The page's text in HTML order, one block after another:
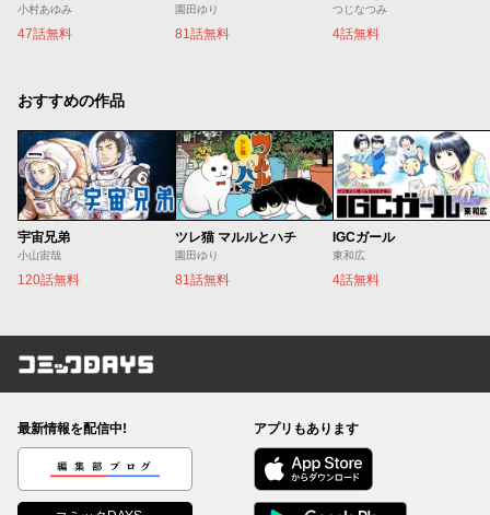
小村あゆみ
47話無料
園田ゆり
81話無料
つじなつみ
4話無料
おすすめの作品
宇宙兄弟
小山宙哉
120話無料
ツレ猫 マルルとハチ
園田ゆり
81話無料
IGCガール
東和広
4話無料
コミックDAYS
最新情報を配信中!
編集部ブログ
アプリもあります